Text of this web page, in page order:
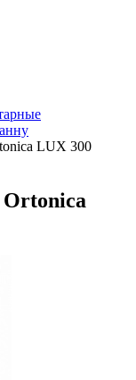
LUX 300
Ortonica